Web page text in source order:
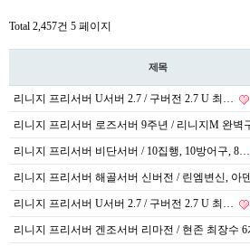
Total 2,457건 5 페이지
제목
리니지 프리서버 U서버 2.7 / 구버전 2.7 U 최…
리니지 프리서버 로즈서버 9주년 / 리니지M 완벽
리니지 프리서버 비단서버 / 10집행, 10방어구, 8…
리니지 프리서버 해골서버 신버전 / 린엠변신, 아
리니지 프리서버 U서버 2.7 / 구버전 2.7 U 최…
리니지 프리서버 겐조서버 리마전 / 현존 최장수